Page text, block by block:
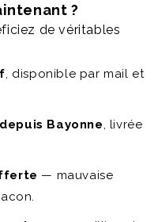
?
de véritables
, disponible par mail et
Bayonne, livrée
— mauvaise